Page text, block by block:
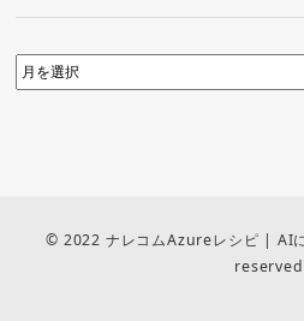
© 2022 ナレコムAzureレシピ | AI
reserved